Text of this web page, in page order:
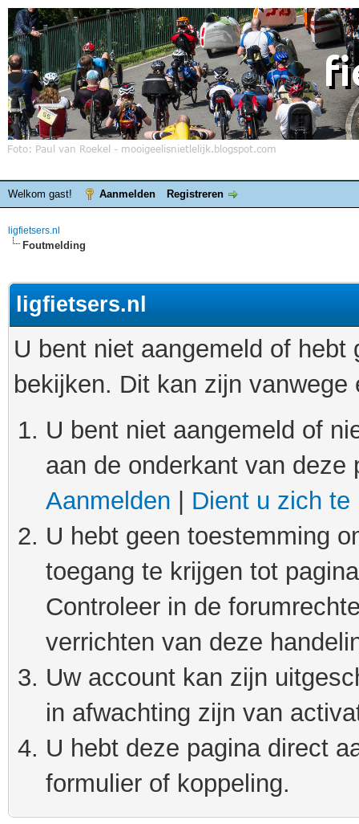
Welkom gast! Aanmelden Registreren
ligfietsers.nl
Foutmelding
ligfietsers.nl
U bent niet aangemeld of
bekijken. Dit kan zijn
U bent niet aangemeld of
aan de onderkant van
Aanmelden
Dient u zich te
U hebt geen toestemming
toegang te krijgen tot
Controleer in de
verrichten van deze
Uw account kan zijn
in afwachting zijn van
U hebt deze pagina direct
formulier of koppeling.